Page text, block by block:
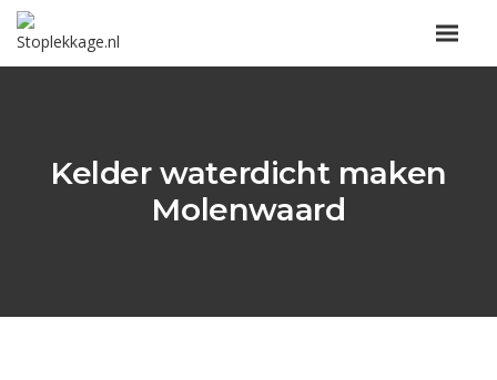
Kelder waterdicht maken
Molenwaard